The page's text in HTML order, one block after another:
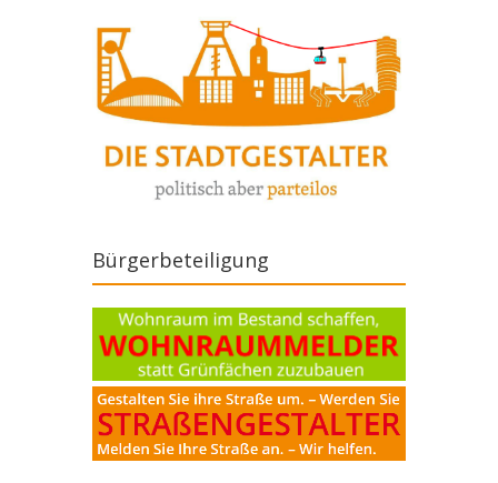
Bürgerbeteiligung